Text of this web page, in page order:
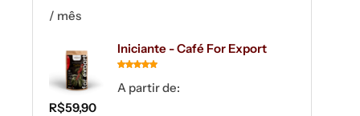
/ mês
Iniciante - Café For Export
A partir de:
R$59,90